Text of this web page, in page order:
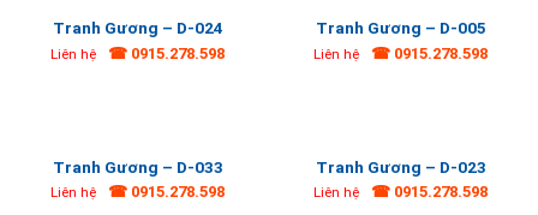
Tranh Gương – D-024
Liên hệ ☎ 0915.278.598
Tranh Gương – D-005
Liên hệ ☎ 0915.278.598
Tranh Gương – D-033
Liên hệ ☎ 0915.278.598
Tranh Gương – D-023
Liên hệ ☎ 0915.278.598